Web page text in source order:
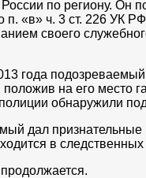
по региону. Он
п. «в» ч. 3 ст. 226 УК
своего
года
на его место
обнаружили
дал признательные
в следственных